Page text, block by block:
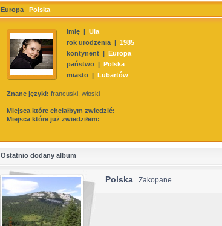
Europa Polska
imię | Ula
rok urodzenia | 1985
kontynent | Europa
państwo | Polska
miasto | Lubartów
Znane języki: francuski, włoski
Miejsca które chciałbym zwiedzić:
Miejsca które już zwiedziłem:
Ostatnio dodany album
Polska Zakopane